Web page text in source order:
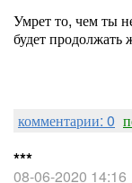
Умрет то, чем ты
будет продолжать
комментарии: 0
***
08-06-2020 14:16